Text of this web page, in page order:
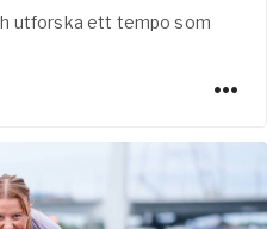
utforska ett tempo som